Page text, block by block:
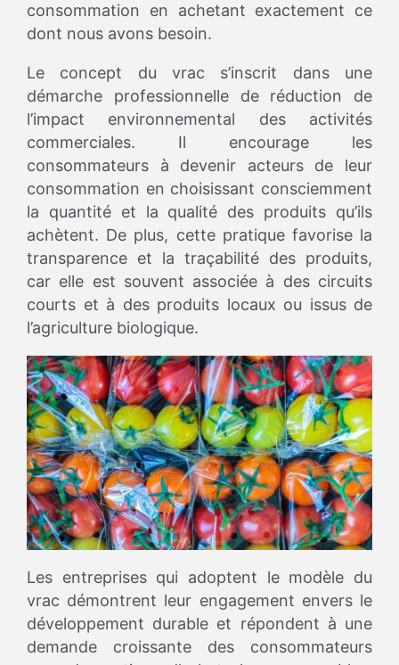
consommation en achetant exactement ce
dont nous avons besoin.
Le concept du vrac s’inscrit dans une
démarche professionnelle de réduction de
l’impact environnemental des activités
commerciales. Il encourage les
consommateurs à devenir acteurs de leur
consommation en choisissant consciemment
la quantité et la qualité des produits qu’ils
achètent. De plus, cette pratique favorise la
transparence et la traçabilité des produits,
car elle est souvent associée à des circuits
courts et à des produits locaux ou issus de
l’agriculture biologique.
Les entreprises qui adoptent le modèle du
vrac démontrent leur engagement envers le
développement durable et répondent à une
demande croissante des consommateurs